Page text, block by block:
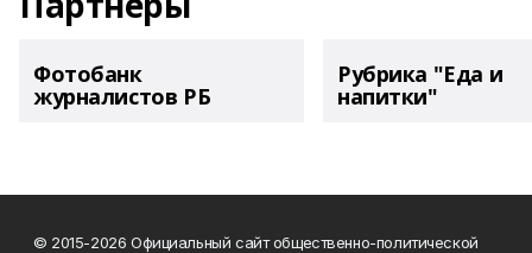
Фотобанк
журналистов РБ
Рубрика "Еда и
напитки"
© 2015-2026 Официальный сайт общественно-политической